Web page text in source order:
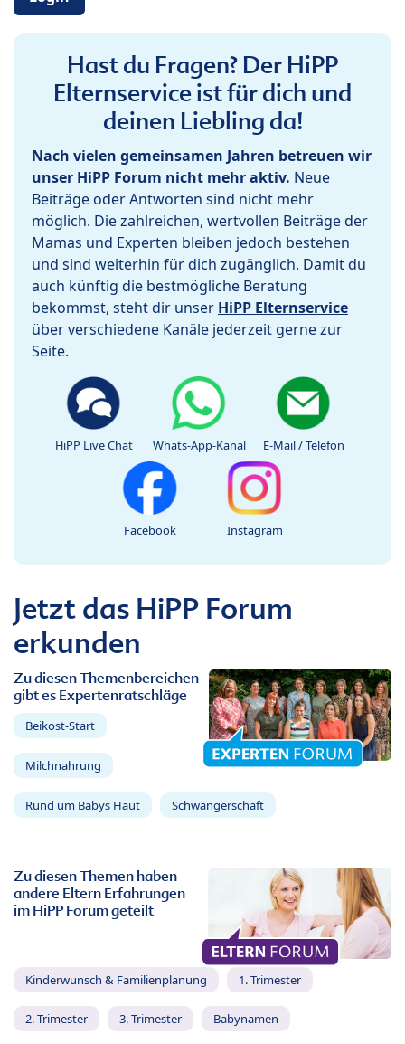
Hast du Fragen? Der HiPP
Elternservice ist für dich und
deinen Liebling da!
Nach vielen gemeinsamen Jahren betreuen wir
unser HiPP Forum nicht mehr aktiv. Neue
Beiträge oder Antworten sind nicht mehr
möglich. Die zahlreichen, wertvollen Beiträge der
Mamas und Experten bleiben jedoch bestehen
und sind weiterhin für dich zugänglich. Damit du
auch künftig die bestmögliche Beratung
bekommst, steht dir unser HiPP Elternservice
über verschiedene Kanäle jederzeit gerne zur
Seite.
HiPP Live Chat Whats-App-Kanal E-Mail / Telefon
Facebook Instagram
Jetzt das HiPP Forum
erkunden
Zu diesen Themenbereichen
gibt es Expertenratschläge
Beikost-Start
Milchnahrung
Rund um Babys Haut Schwangerschaft
Zu diesen Themen haben
andere Eltern Erfahrungen
im HiPP Forum geteilt
Kinderwunsch & Familienplanung 1. Trimester
2. Trimester 3. Trimester Babynamen